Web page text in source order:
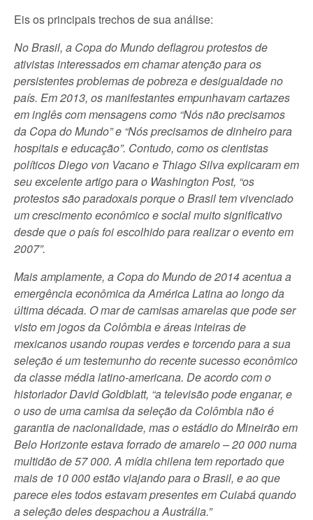
Eis os principais trechos de sua análise:
No Brasil, a Copa do Mundo deflagrou protestos de
ativistas interessados em chamar atenção para os
persistentes problemas de pobreza e desigualdade no
país. Em 2013, os manifestantes empunhavam cartazes
em inglês com mensagens como “Nós não precisamos
da Copa do Mundo” e “Nós precisamos de dinheiro para
hospitais e educação”. Contudo, como os cientistas
políticos Diego von Vacano e Thiago Silva explicaram em
seu excelente artigo para o Washington Post, “os
protestos são paradoxais porque o Brasil tem vivenciado
um crescimento econômico e social muito significativo
desde que o país foi escolhido para realizar o evento em
2007”.
Mais amplamente, a Copa do Mundo de 2014 acentua a
emergência econômica da América Latina ao longo da
última década. O mar de camisas amarelas que pode ser
visto em jogos da Colômbia e áreas inteiras de
mexicanos usando roupas verdes e torcendo para a sua
seleção é um testemunho do recente sucesso econômico
da classe média latino-americana. De acordo com o
historiador David Goldblatt, “a televisão pode enganar, e
o uso de uma camisa da seleção da Colômbia não é
garantia de nacionalidade, mas o estádio do Mineirão em
Belo Horizonte estava forrado de amarelo – 20 000 numa
multidão de 57 000. A mídia chilena tem reportado que
mais de 10 000 estão viajando para o Brasil, e ao que
parece eles todos estavam presentes em Cuiabá quando
a seleção deles despachou a Austrália.”